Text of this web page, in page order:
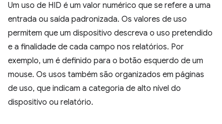
Um uso de HID é um valor numérico que se refere a uma
entrada ou saída padronizada. Os valores de uso
permitem que um dispositivo descreva o uso pretendido
e a finalidade de cada campo nos relatórios. Por
exemplo, um é definido para o botão esquerdo de um
mouse. Os usos também são organizados em páginas
de uso, que indicam a categoria de alto nível do
dispositivo ou relatório.